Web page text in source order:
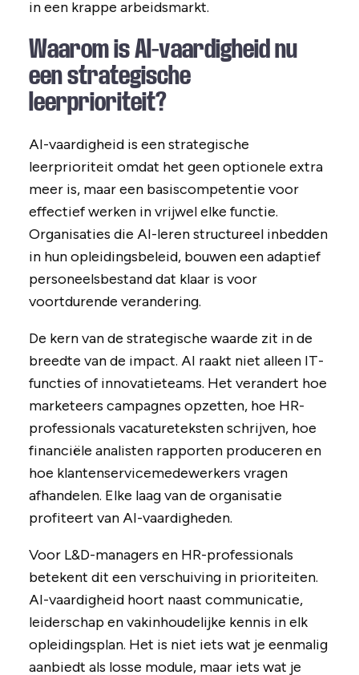
in een krappe arbeidsmarkt.
Waarom is AI-vaardigheid nu
een strategische
leerprioriteit?
AI-vaardigheid is een strategische
leerprioriteit omdat het geen optionele extra
meer is, maar een basiscompetentie voor
effectief werken in vrijwel elke functie.
Organisaties die AI-leren structureel inbedden
in hun opleidingsbeleid, bouwen een adaptief
personeelsbestand dat klaar is voor
voortdurende verandering.
De kern van de strategische waarde zit in de
breedte van de impact. AI raakt niet alleen IT-
functies of innovatieteams. Het verandert hoe
marketeers campagnes opzetten, hoe HR-
professionals vacatureteksten schrijven, hoe
financiële analisten rapporten produceren en
hoe klantenservicemedewerkers vragen
afhandelen. Elke laag van de organisatie
profiteert van AI-vaardigheden.
Voor L&D-managers en HR-professionals
betekent dit een verschuiving in prioriteiten.
AI-vaardigheid hoort naast communicatie,
leiderschap en vakinhoudelijke kennis in elk
opleidingsplan. Het is niet iets wat je eenmalig
aanbiedt als losse module, maar iets wat je